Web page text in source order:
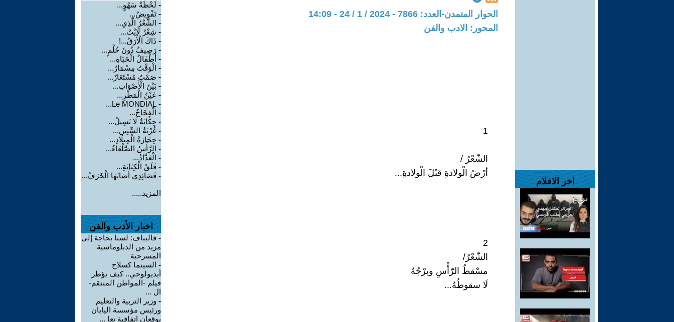
اخر الافلام
الحوار المتمدن-العدد: 7866 - 2024 / 1 / 24 - 14:09
المحور: الادب والفن
1
الشّعْرُ /
أرْضُ الْولادةِ قبْلَ الْولادةِ...
2
الشّعْرُ/
مسْقطُ الرّأْسِ وبرْجُهُ
لَا سقوطُهُ...
- لَحْظَةُ سَهْوٍ...
- تَفْوِيضٌ...
- الشِّعْرُ الَّذِي...
- شِعْرٌ لَايْتْ...
- ذَاكَ الْأَرَقُ...!
- رَصِيفٌ دُونَ حُلْمٍ...
- أَطْفَالُ الْحَيَاةِ...
- الْوَقْتُ مِسْمَارٌ...
- صَمْتٌ مُسْتَعَارٌ...
- بَيْنَ الْأَصْوَاتِ...
- عَيْنُ الْمَطَرِ...
-
Le MONDIAL...
- الْفِخَاخُ...
- حِكَايَةٌ لَا تَسِيلُ...
- غُرْبَةُ السِّنِينِ...
- حِجَارَةُ الْمِيلَادِ...
- الرَّأْسُ الصَّلْعَاءُ...
- الْعَدَّادُ...
- قَلَقُ الْكِتَابَةِ...
- قَصَائِدِي أَصَابَهَا الْخَرَفُ...
المزيد.....
اخبار الأدب والفن
- قاليباف: لسنا بحاجة إلى
مزيد من الدبلوماسية
المسرحية
- السينما كسلاح
أيديولوجي.. كيف يؤطر
فيلم -المواطن المنتقم-
ال ...
- وزير التربية والتعليم
ورئيس مؤسسة اليابان
يوقعان اتفاقية تعا ...